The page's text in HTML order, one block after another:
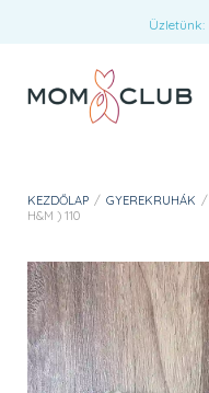
Üzletünk:
KEZDŐLAP / GYEREKRUHÁK /
H&M ) 110